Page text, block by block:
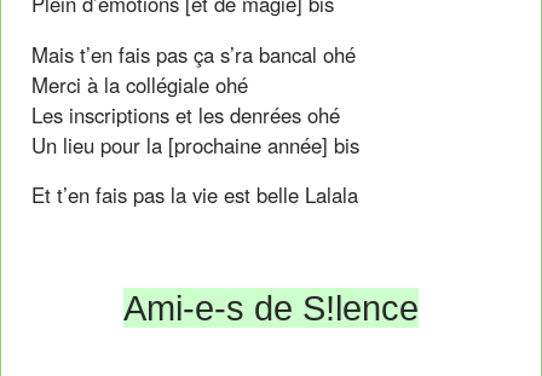
Mais t’en fais pas ça s’ra bancal ohé
Merci à la collégiale ohé
Les inscriptions et les denrées ohé
Un lieu pour la [prochaine année] bis
Et t’en fais pas la vie est belle Lalala
Ami-e-s de S!lence